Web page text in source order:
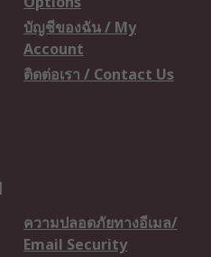
บัญชีของฉัน / My
Account
ติดต่อเรา / Contact Us
ความปลอดภัยทางอีเมล/
Email Security